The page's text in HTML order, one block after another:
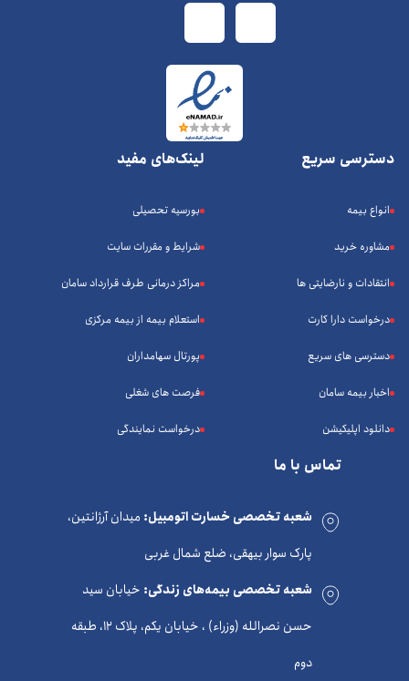
دسترسی سریع
انواع بیمه
مشاوره خرید
انتقادات و نارضایتی ها
درخواست دارا کارت
دسترسی های سریع
اخبار بیمه سامان
دانلود اپلیکیشن
لینک‌های مفید
بورسیه تحصیلی
شرایط و مقررات سایت
مراکز درمانی طرف قرارداد سامان
استعلام بیمه از بیمه مرکزی
پورتال سهامداران
فرصت های شغلی
درخواست نمایندگی
تماس با ما
شعبه تخصصی خسارت اتومبیل: میدان آرژانتین،
پارک سوار بیهقی، ضلع شمال غربی
شعبه تخصصی بیمه‌های زندگی: خیابان سید
حسن نصرالله (وزراء) ، خیابان یکم، پلاک 12، طبقه
دوم